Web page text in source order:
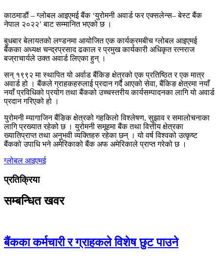
काठमाडौं – ग्लोबल आइएमई बैंक ‘युरोमनी अवार्ड फर एक्सलेन्स– बेस्ट बैंक
नेपाल २०२२’ बाट सम्मानित भएको छ ।
बुधबार बेलायतको लण्डनमा आयोजित एक कार्यक्रमबीच ग्लोबल आइएमई
बैंकका अध्यक्ष चन्द्रप्रसाद ढकाल र प्रमुख कार्यकारी अधिकृत रत्नराज
बज्राचार्यले उक्त अवार्ड लिएका हुन् ।
सन् १९९२ मा स्थापित यो अर्वाड बैंकिङ क्षेत्रको एक प्रतिष्ठित र एक मात्र
अवार्ड हो । बैंकले ग्राहकहरुलाई प्रदान गर्दै आएको सेवा, बैंकिङ क्षेत्रमा नयाँ
नयाँ प्रविधिको प्रयोग तथा बैंकको उच्चस्तरीय कार्यसम्पादनका लागि यो अवार्ड
प्रदान गरिएको हो ।
युरोमनी म्यागाजिन बैंङिक क्षेत्रको गहकिलो विश्लेषण, सुझाव र समालोचनाका
लागि प्रख्यात रहेको छ । युरोमनी समूहमा बैंक तथा वित्तीय क्षेत्रका
ख्यातिप्राप्त तथा अनुभवी व्यक्तिहरु रहेका छन् । यो वर्ष विश्वको उत्कृष्ट
बैंकको उपाधि भने अमेरिकाको बैंक अफ अमेरिकाले प्राप्त गरेको छ ।
ग्लोबल आइएमई
प्रतिक्रिया
सम्बन्धित खवर
बैंकका कर्मचारी र ग्राहकले विशेष छुट पाउने